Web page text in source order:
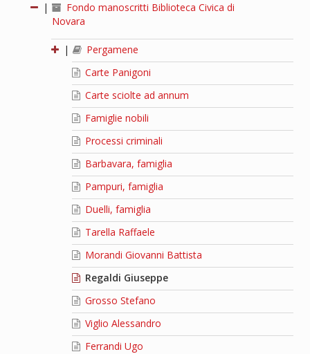
|
Fondo manoscritti Biblioteca Civica di
Novara
|
Pergamene
Carte Panigoni
Carte sciolte ad annum
Famiglie nobili
Processi criminali
Barbavara, famiglia
Pampuri, famiglia
Duelli, famiglia
Tarella Raffaele
Morandi Giovanni Battista
Regaldi Giuseppe
Grosso Stefano
Viglio Alessandro
Ferrandi Ugo